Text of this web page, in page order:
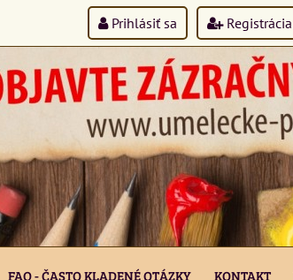
Prihlásiť sa Registrácia
FAQ - ČASTO KLADENÉ OTÁZKY KONTAKT